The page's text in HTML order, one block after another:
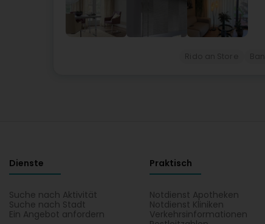
Dienste
Suche nach Aktivität
Suche nach Stadt
Ein Angebot anfordern
Praktisch
Notdienst Apotheken
Notdienst Kliniken
Verkehrsinformationen